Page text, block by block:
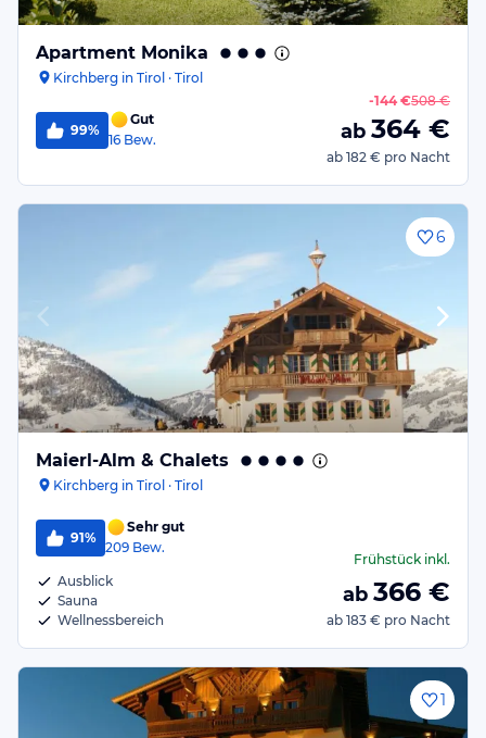
Apartment Monika
Kirchberg in Tirol · Tirol
99%
Gut
16 Bew.
-144 €508 €
ab 364 €
ab 182 € pro Nacht
6
Maierl-Alm & Chalets
Kirchberg in Tirol · Tirol
91%
Sehr gut
209 Bew.
Ausblick
Sauna
Wellnessbereich
Frühstückinkl.
ab 366 €
ab 183 € pro Nacht
1